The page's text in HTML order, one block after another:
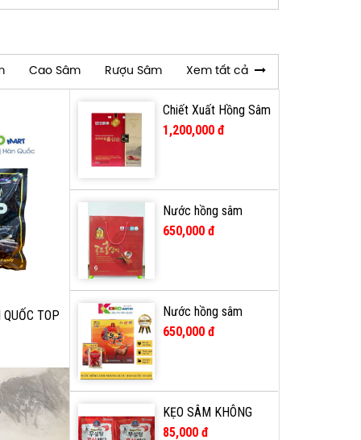
Cao Sâm Rượu Sâm Xem tất cả
Chiết Xuất Hồng Sâm
Không Đường Daesan
1,200,000 đ
Nước hồng sâm
Dream Samsung
650,000 đ
Nước hồng sâm
nhung hươu
650,000 đ
KẸO SÂM KHÔNG
ĐƯỜNG 365 HÀN
85,000 đ
TOP